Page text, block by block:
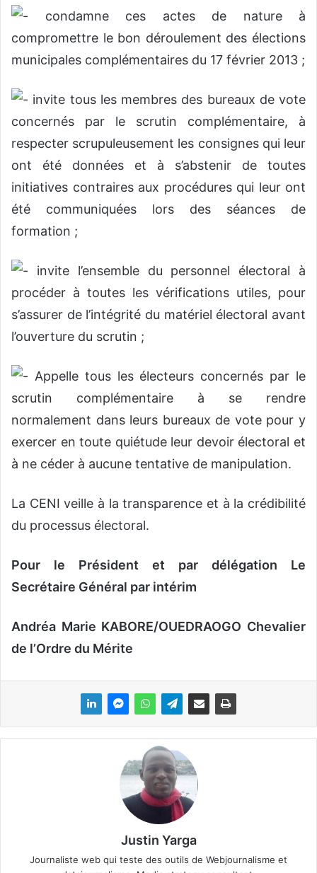
condamne ces actes de nature à
compromettre le bon déroulement des élections
municipales complémentaires du 17 février 2013 ;
invite tous les membres des bureaux de vote
concernés par le scrutin complémentaire, à
respecter scrupuleusement les consignes qui leur
ont été données et à s’abstenir de toutes
initiatives contraires aux procédures qui leur ont
été communiquées lors des séances de
formation ;
invite l’ensemble du personnel électoral à
procéder à toutes les vérifications utiles, pour
s’assurer de l’intégrité du matériel électoral avant
l’ouverture du scrutin ;
Appelle tous les électeurs concernés par le
scrutin complémentaire à se rendre
normalement dans leurs bureaux de vote pour y
exercer en toute quiétude leur devoir électoral et
à ne céder à aucune tentative de manipulation.
La CENI veille à la transparence et à la crédibilité
du processus électoral.
Pour le Président et par délégation Le
Secrétaire Général par intérim
Andréa Marie KABORE/OUEDRAOGO Chevalier
de l’Ordre du Mérite
Justin Yarga
Journaliste web qui teste des outils de Webjournalisme et